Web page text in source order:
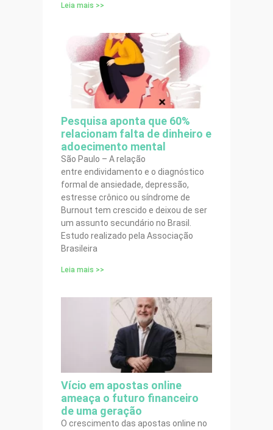
Leia mais >>
Pesquisa aponta que 60%
relacionam falta de dinheiro e
adoecimento mental
São Paulo – A relação
entre endividamento e o diagnóstico
formal de ansiedade, depressão,
estresse crônico ou síndrome de
Burnout tem crescido e deixou de ser
um assunto secundário no Brasil.
Estudo realizado pela Associação
Brasileira
Leia mais >>
Vício em apostas online
ameaça o futuro financeiro
de uma geração
O crescimento das apostas online no